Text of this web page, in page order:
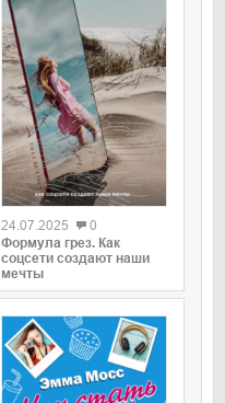
0
24.07.2025
0
Формула грез. Как
соцсети создают наши
мечты